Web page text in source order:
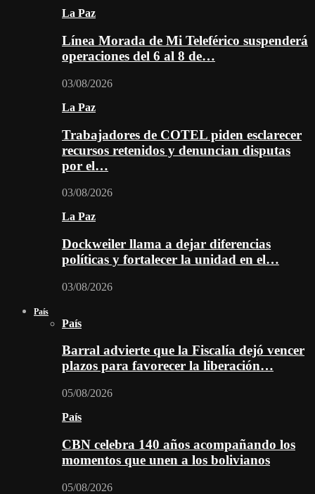
La Paz
Línea Morada de Mi Teleférico suspenderá
operaciones del 6 al 8 de…
03/08/2026
La Paz
Trabajadores de COTEL piden esclarecer
recursos retenidos y denuncian disputas
por el…
03/08/2026
La Paz
Dockweiler llama a dejar diferencias
políticas y fortalecer la unidad en el…
03/08/2026
País
País
Barral advierte que la Fiscalía dejó vencer
plazos para favorecer la liberación…
05/08/2026
País
CBN celebra 140 años acompañando los
momentos que unen a los bolivianos
05/08/2026